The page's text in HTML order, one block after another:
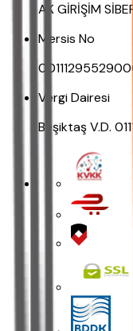
AK GİRİŞİM
Mersis No
Vergi Dairesi
Beşiktaş V.D.